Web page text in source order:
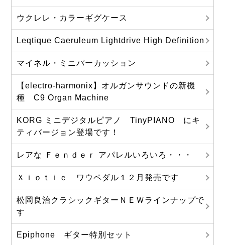
ウクレレ・カラーギグケース
Leqtique Caeruleum Lightdrive High Definition
マイネル・ミニパーカッション
【electro-harmonix】オルガンサウンドの新機
種 C9 Organ Machine
KORG ミニデジタルピアノ TinyPIANO にキ
ティバージョン登場です！
レアな Ｆｅｎｄｅｒ アパレルいろいろ・・・
Ｘｉｏｔｉｃ ワウペダル１２月発売です
松岡良治クラシックギターＮＥＷラインナップで
す
Epiphone ギター特別セット